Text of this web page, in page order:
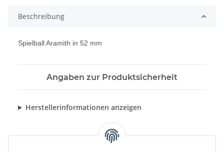
Beschreibung
Spielball Aramith in 52 mm
Angaben zur Produktsicherheit
Herstellerinformationen anzeigen